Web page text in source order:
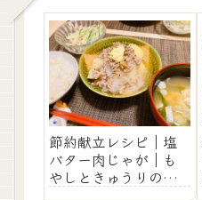
節約献立レシピ｜塩
バター肉じゃが｜も
やしときゅうりのコ